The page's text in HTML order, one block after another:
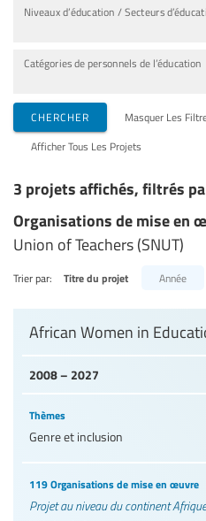
Niveaux d’éducation / Secteurs
Catégories de personnels de l’éducation
CHERCHER Masquer Les
Afficher Tous Les Projets
3 projets affichés, filtrés
Organisations de mise en
Union of Teachers (SNUT)
Trier par: Titre du projet Année
2008 – 2027
African Women in
Thèmes
Genre et inclusion
119 Organisations de mise en œuvre
Projet au niveau du continent Afrique